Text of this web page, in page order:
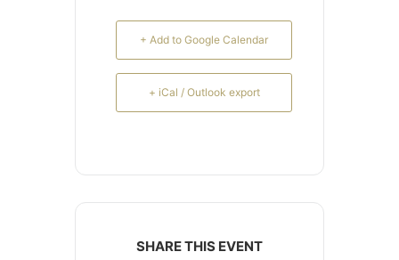
+ Add to Google Calendar
+ iCal / Outlook export
SHARE THIS EVENT